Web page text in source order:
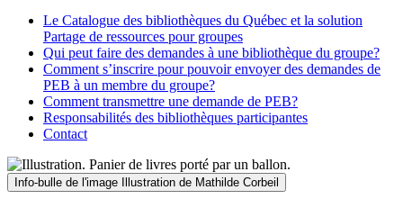
Le Catalogue des bibliothèques du Québec et la solution
Partage de ressources pour groupes
Qui peut faire des demandes à une bibliothèque du groupe?
Comment s’inscrire pour pouvoir envoyer des demandes de
PEB à un membre du groupe?
Comment transmettre une demande de PEB?
Responsabilités des bibliothèques participantes
Contact
Info-bulle de l'image Illustration de Mathilde Corbeil